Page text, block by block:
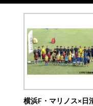
横浜F・マリノス×日